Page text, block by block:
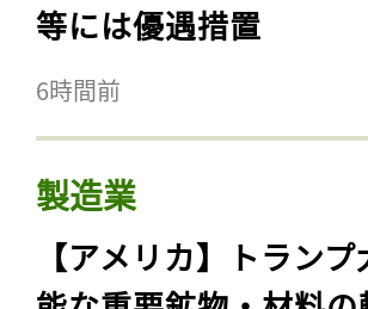
等には優遇措置
6時間前
製造業
【アメリカ】トラン